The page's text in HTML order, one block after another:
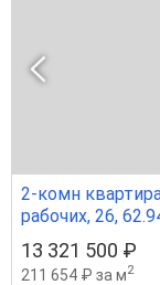
2-комн
рабочих, 26,
13 321 500 ₽
211 654 ₽ за м2